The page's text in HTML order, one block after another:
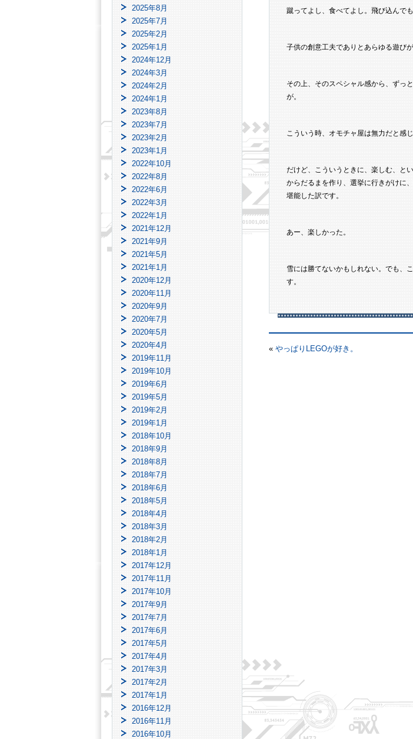
蹴ってよし、食べてよし。飛び込んでも
子供の創意工夫でありとあらゆる遊びが
その上、そのスペシャル感から、ずっ
が。
こういう時、オモチャ屋は無力だと感じ
だけど、こういうときに、楽しむ、と
からだるまを作り、選挙に行きがけに
堪能した訳です。
あー、楽しかった。
雪には勝てないかもしれない。でも、
す。
« やっぱりLEGOが好き。
2025年8月
2025年7月
2025年2月
2025年1月
2024年12月
2024年3月
2024年2月
2024年1月
2023年8月
2023年7月
2023年2月
2023年1月
2022年10月
2022年8月
2022年6月
2022年3月
2022年1月
2021年12月
2021年9月
2021年5月
2021年1月
2020年12月
2020年11月
2020年9月
2020年7月
2020年5月
2020年4月
2019年11月
2019年10月
2019年6月
2019年5月
2019年2月
2019年1月
2018年10月
2018年9月
2018年8月
2018年7月
2018年6月
2018年5月
2018年4月
2018年3月
2018年2月
2018年1月
2017年12月
2017年11月
2017年10月
2017年9月
2017年7月
2017年6月
2017年5月
2017年4月
2017年3月
2017年2月
2017年1月
2016年12月
2016年11月
2016年10月